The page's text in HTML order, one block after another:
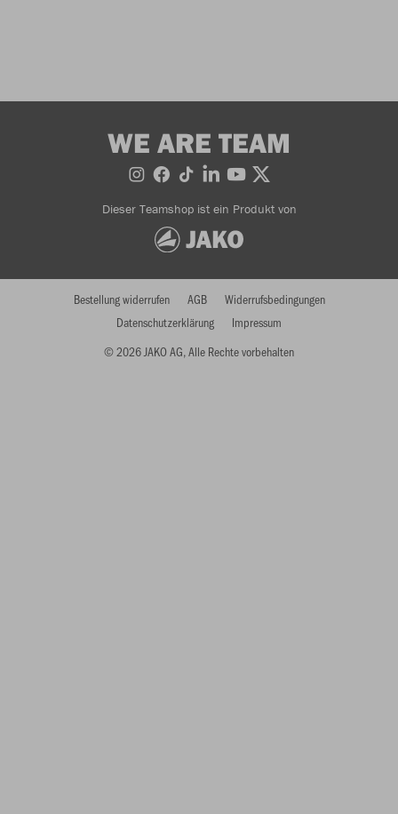
WE ARE TEAM
Dieser Teamshop ist ein Produkt von
© 2026 JAKO AG, Alle Rechte vorbehalten
Bestellung widerrufen AGB
Widerrufsbedingungen
Datenschutzerklärung
Impressum